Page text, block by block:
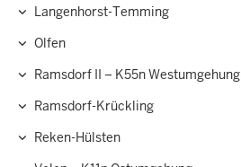
Langenhorst-Temming
Olfen
Ramsdorf II – K55n Westumgehung
Ramsdorf-Krückling
Reken-Hülsten